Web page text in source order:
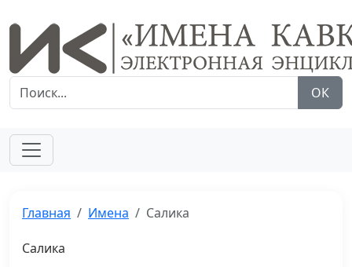
ОК
Главная Имена Салика
Салика